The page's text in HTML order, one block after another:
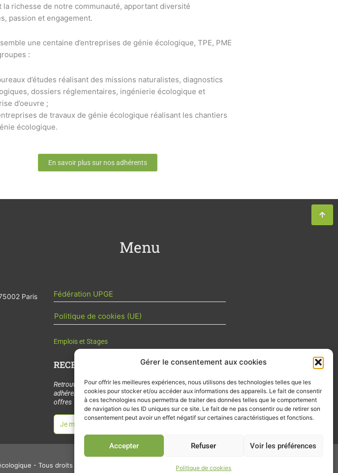
Gérer le consentement aux cookies
Pour offrir les meilleures expériences, nous utilisons des technologies telles que les
cookies pour stocker et/ou accéder aux informations des appareils. Le fait de consentir
à ces technologies nous permettra de traiter des données telles que le comportement
de navigation ou les ID uniques sur ce site. Le fait de ne pas consentir ou de retirer son
consentement peut avoir un effet négatif sur certaines caractéristiques et fonctions.
Accepter Refuser Voir les préférences
Politique de cookies
la richesse de notre communauté, apportant diversité
passion et engagement.
une centaine d’entreprises de génie écologique, TPE, PME
:
d’études réalisant des missions naturalistes, diagnostics
dossiers réglementaires, ingénierie écologique et
d’oeuvre ;
de travaux de génie écologique réalisant les chantiers
écologique.
En savoir plus sur nos adhérents
Paris
Menu
Fédération UPGE
Politique de cookies (UE)
Emplois et Stages
RECEVOIR L'ACTU DE LA FILIÈRE
Retrouvez tous les mois les articles terrain de nos
adhérents, les rendez-vous importants de la filière, nos
offres de stages et d’emplois…
Je m'abonne à la lettre d'info
- Tous droits réservés - 2026